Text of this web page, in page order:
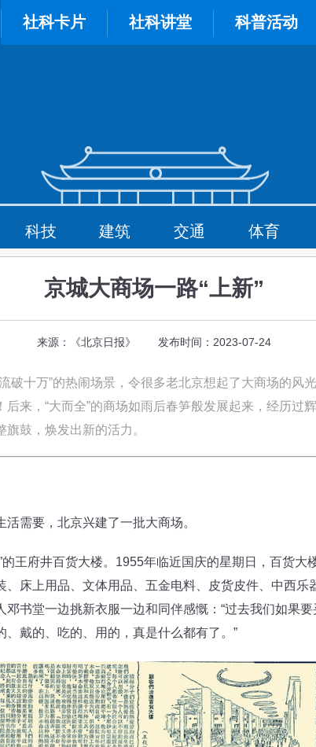
社科卡片 社科讲堂 科普活动
科技 建筑 交通 体育
京城大商场一路“上新”
来源：《北京日报》 发布时间：2023-07-24
破十万”的热闹场景，令很多老北京想起了大商场的风
来，“大而全”的商场如雨后春笋般发展起来，经历过
鼓，焕发出新的活力。
需要，北京兴建了一批大商场。
府井百货大楼。1955年临近国庆的星期日，百货大
、床上用品、文体用品、五金电料、皮货皮件、中西
书堂一边挑新衣服一边和同伴感慨：“过去我们如果
戴的、吃的、用的，真是什么都有了。”